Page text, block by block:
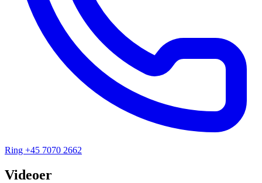
Ring +45 7070 2662
Videoer